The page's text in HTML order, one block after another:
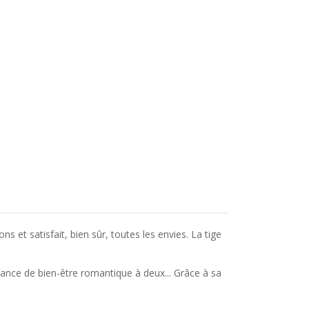
et satisfait, bien sûr, toutes les envies. La tige
de bien-être romantique à deux... Grâce à sa